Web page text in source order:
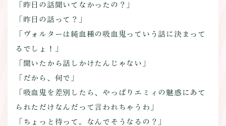
「昨日の話聞いてなかったの？」
「昨日の話って？」
「ヴォルターは純血種の吸血鬼っていう話に決まって
るでしょ！」
「聞いたから話しかけたんじゃない」
「だから、何で」
「吸血鬼を差別したら、やっぱりエミィの魅惑にあて
られただけなんだって言われちゃうわ」
「ちょっと待って。なんでそうなるの？」